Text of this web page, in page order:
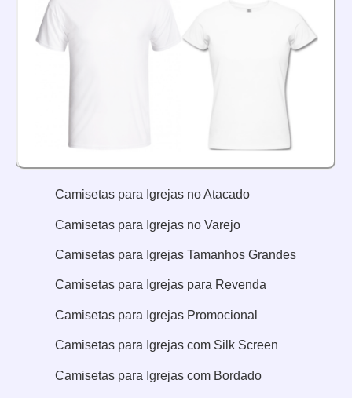
Camisetas para Igrejas no Atacado
Camisetas para Igrejas no Varejo
Camisetas para Igrejas Tamanhos Grandes
Camisetas para Igrejas para Revenda
Camisetas para Igrejas Promocional
Camisetas para Igrejas com Silk Screen
Camisetas para Igrejas com Bordado